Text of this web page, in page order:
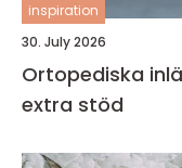
inspiration
30. July 2026
Ortopediska inlägg när fötterna
extra stöd